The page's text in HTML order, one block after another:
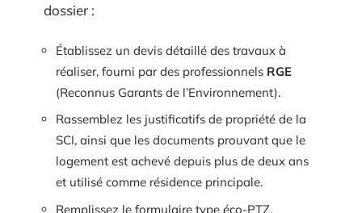
dossier :
Établissez un devis détaillé des travaux à
réaliser, fourni par des professionnels RGE
(Reconnus Garants de l’Environnement).
Rassemblez les justificatifs de propriété de la
SCI, ainsi que les documents prouvant que le
logement est achevé depuis plus de deux ans
et utilisé comme résidence principale.
Remplissez le formulaire type éco-PTZ,